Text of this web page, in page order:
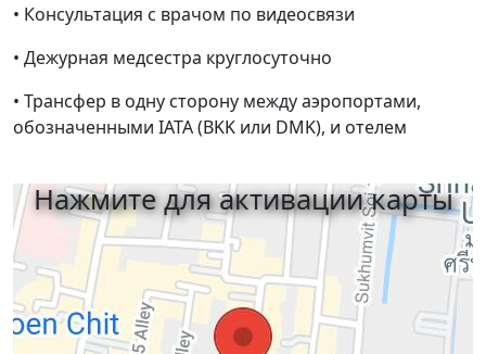
• Консультация с врачом по видеосвязи
• Дежурная медсестра круглосуточно
• Трансфер в одну сторону между аэропортами,
обозначенными IATA (BKK или DMK), и отелем
Нажмите для активации карты